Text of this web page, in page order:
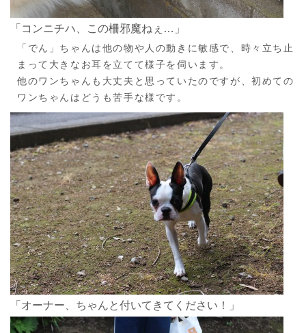
「コンニチハ、この柵邪魔ねぇ…」
「でん」ちゃんは他の物や人の動きに敏感で、時々立ち止
まって大きなお耳を立てて様子を伺います。
他のワンちゃんも大丈夫と思っていたのですが、初めての
ワンちゃんはどうも苦手な様です。
「オーナー、ちゃんと付いてきてください！」